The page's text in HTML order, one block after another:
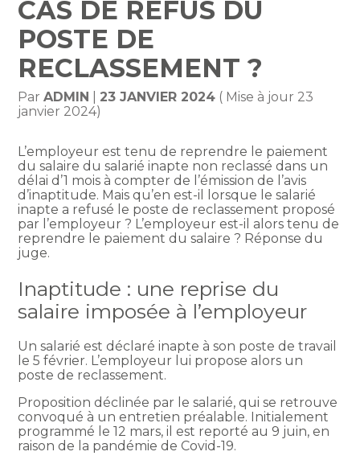
CAS DE REFUS DU
POSTE DE
RECLASSEMENT ?
ParADMIN 23 JANVIER 2024 ( Mise à jour 23
janvier 2024)
L’employeur est tenu de reprendre le paiement
du salaire du salarié inapte non reclassé dans un
délai d’1 mois à compter de l’émission de l’avis
d’inaptitude. Mais qu’en est-il lorsque le salarié
inapte a refusé le poste de reclassement proposé
par l’employeur ? L’employeur est-il alors tenu de
reprendre le paiement du salaire ? Réponse du
juge.
Inaptitude : une reprise du
salaire imposée à l’employeur
Un salarié est déclaré inapte à son poste de travail
le 5 février. L’employeur lui propose alors un
poste de reclassement.
Proposition déclinée par le salarié, qui se retrouve
convoqué à un entretien préalable. Initialement
programmé le 12 mars, il est reporté au 9 juin, en
raison de la pandémie de Covid-19.